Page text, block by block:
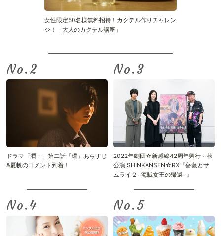
女性限定50名様無料招待！カクテル作りチャレン
ジ！「大人のカクテル講座」
No.
ドラマ「潤一」第二話「環」あらすじ
&夏帆のコメント到着！
No.
2022年劇団☆新感線42周年興行・秋
公演 SHINKANSEN☆RX『薔薇とサ
ムライ２−海賊女王の帰還−』
No. No.